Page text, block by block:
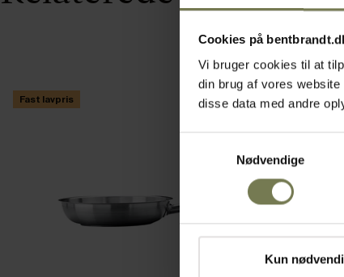
Cookies på
Vi bruger cookies til at
din brug af vores
disse data med andre
Nødvendige
Kun
Fast lavpris